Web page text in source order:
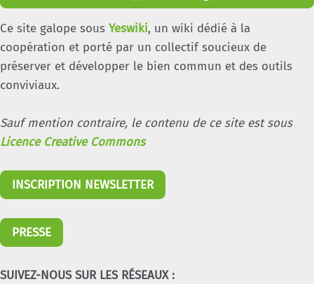
Ce site galope sous Yeswiki, un wiki dédié à la
coopération et porté par un collectif soucieux de
préserver et développer le bien commun et des outils
conviviaux.
Sauf mention contraire, le contenu de ce site est sous
Licence Creative Commons
INSCRIPTION NEWSLETTER
PRESSE
SUIVEZ-NOUS SUR LES RÉSEAUX :